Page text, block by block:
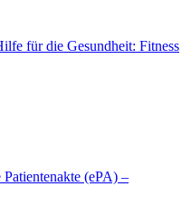
für die Gesundheit: Fitness
(ePA) –